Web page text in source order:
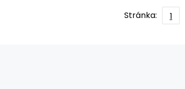
Stránka: 1